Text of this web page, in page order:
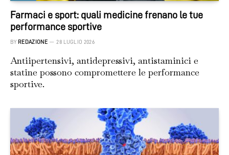
Farmaci e sport: quali medicine frenano le tue
performance sportive
BY REDAZIONE 28 LUGLIO 2026
Antiipertensivi, antidepressivi, antistaminici e
statine possono compromettere le performance
sportive.